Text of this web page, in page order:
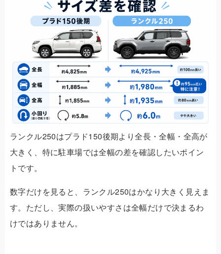
ランクル250はプラド150後期より全長・全幅・全高が
大きく、特に駐車場では全幅の差を確認したいポイン
トです。
数字だけを見ると、ランクル250はかなり大きく見えま
す。ただし、実際の扱いやすさは全幅だけで決まるわ
けではありません。